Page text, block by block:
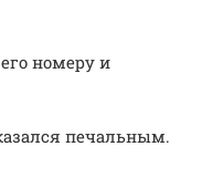
номеру и
печальным.